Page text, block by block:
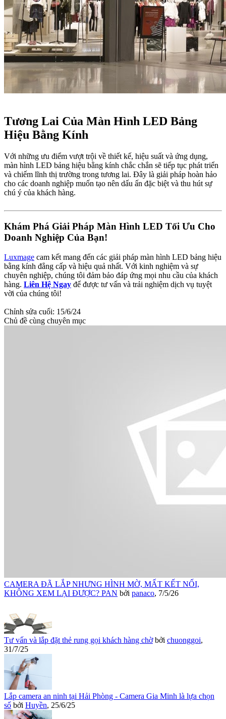
Tương Lai Của Màn Hình LED Bảng
Hiệu Bằng Kính​
Với những ưu điểm vượt trội về thiết kế, hiệu suất và ứng dụng,
màn hình LED bảng hiệu bằng kính chắc chắn sẽ tiếp tục phát triển
và chiếm lĩnh thị trường trong tương lai. Đây là giải pháp hoàn hảo
cho các doanh nghiệp muốn tạo nên dấu ấn đặc biệt và thu hút sự
chú ý của khách hàng.
Khám Phá Giải Pháp Màn Hình LED Tối Ưu Cho
Doanh Nghiệp Của Bạn!​
Luxmage cam kết mang đến các giải pháp màn hình LED bảng hiệu
bằng kính đẳng cấp và hiệu quả nhất. Với kinh nghiệm và sự
chuyên nghiệp, chúng tôi đảm bảo đáp ứng mọi nhu cầu của khách
hàng. Liên Hệ Ngay để được tư vấn và trải nghiệm dịch vụ tuyệt
vời của chúng tôi!
Chỉnh sửa cuối: 15/6/24
Chủ đề cùng chuyên mục
CAMERA ĐÃ LẮP NHƯNG HÌNH MỜ, MẤT KẾT NỐI,
KHÔNG XEM LẠI ĐƯỢC? PAN bởi panaco, 7/5/26
Tư vấn và lắp đặt thẻ rung gọi khách hàng chờ bởi chuonggoi,
31/7/25
Lắp camera an ninh tại Hải Phòng - Camera Gia Minh là lựa chọn
số bởi Huyền, 25/6/25